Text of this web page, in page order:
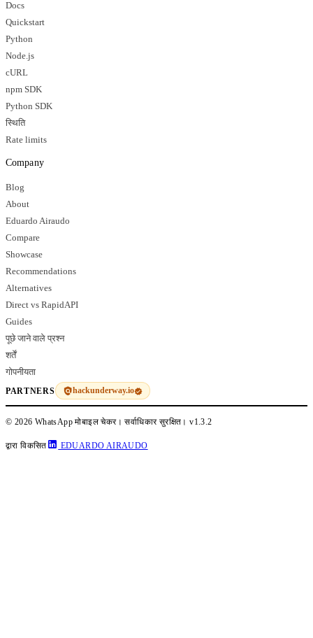
Docs
Quickstart
Python
Node.js
cURL
npm SDK
Python SDK
स्थिति
Rate limits
Company
Blog
About
Eduardo Airaudo
Compare
Showcase
Recommendations
Alternatives
Direct vs RapidAPI
Guides
पूछे जाने वाले प्रश्न
शर्तें
गोपनीयता
PARTNERS hackunderway.io
© 2026 WhatsApp मोबाइल चेकर। सर्वाधिकार सुरक्षित।v1.3.2
द्वारा विकसित EDUARDO AIRAUDO